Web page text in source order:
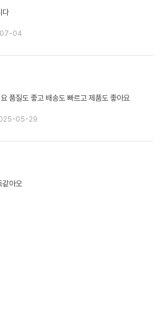
다
04
품질도 좋고 배송도 빠르고 제품도 좋아요
05-29
같아오